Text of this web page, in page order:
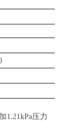
1.21kPa压力